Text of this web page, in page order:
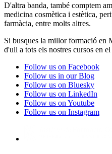
D'altra banda, també comptem
medicina cosmètica i estètica,
farmàcia, entre molts altres.
Si busques la millor formació en
d'ull a tots els nostres cursos en
Follow us on Facebook
Follow us in our Blog
Follow us on Bluesky
Follow us on LinkedIn
Follow us on Youtube
Follow us on Instagram